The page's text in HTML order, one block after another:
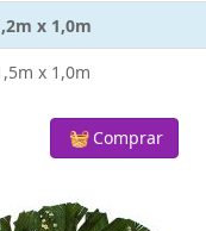
x 1,0m
x 1,0m
Comprar